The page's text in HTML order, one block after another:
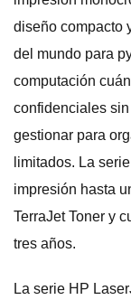
diseño compacto
del mundo para
computación
confidenciales
gestionar para
limitados. La
impresión hasta
TerraJet Toner y
tres años.
La serie HP